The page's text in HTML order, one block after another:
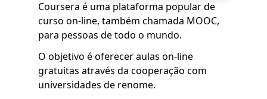
Coursera é uma plataforma popular de
curso on-line, também chamada MOOC,
para pessoas de todo o mundo.
O objetivo é oferecer aulas on-line
gratuitas através da cooperação com
universidades de renome.